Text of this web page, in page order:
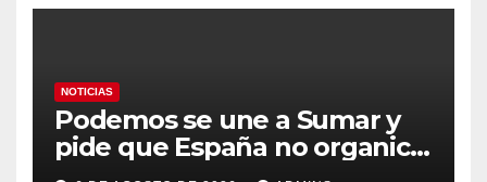
NOTICIAS
Podemos se une a Sumar y
pide que España no organice
el Mundial 2030 con